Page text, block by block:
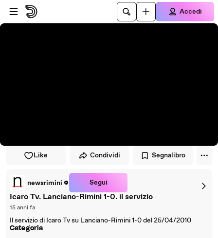
Vai al lettore
Passa al contenuto principale
Accedi
Like Condividi Segnalibro
newsrimini Segui
Icaro Tv. Lanciano-Rimini 1-0. il servizio
15 anni fa
Il servizio di Icaro Tv su Lanciano-Rimini 1-0 del 25/04/2010
Categoria